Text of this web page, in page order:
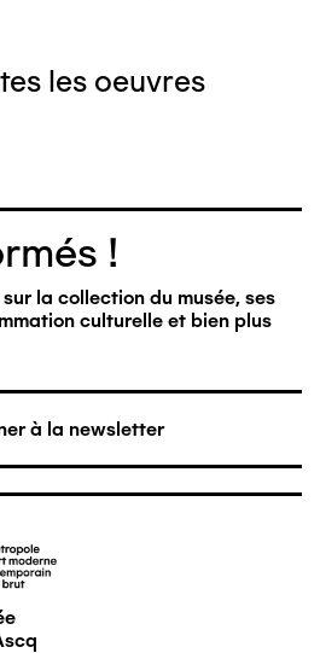
les oeuvres
!
la collection du musée, ses
culturelle et bien plus
à la newsletter